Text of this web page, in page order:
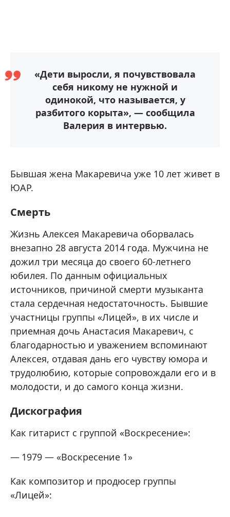
«Дети выросли, я почувствовала
себя никому не нужной и
одинокой, что называется, у
разбитого корыта», — сообщила
Валерия в интервью.
Бывшая жена Макаревича уже 10 лет живет в
ЮАР.
Смерть
Жизнь Алексея Макаревича оборвалась
внезапно 28 августа 2014 года. Мужчина не
дожил три месяца до своего 60-летнего
юбилея. По данным официальных
источников, причиной смерти музыканта
стала сердечная недостаточность. Бывшие
участницы группы «Лицей», в их числе и
приемная дочь Анастасия Макаревич, с
благодарностью и уважением вспоминают
Алексея, отдавая дань его чувству юмора и
трудолюбию, которые сопровождали его и в
молодости, и до самого конца жизни.
Дискография
Как гитарист с группой «Воскресение»:
1979 — «Воскресение 1»
Как композитор и продюсер группы
«Лицей»: